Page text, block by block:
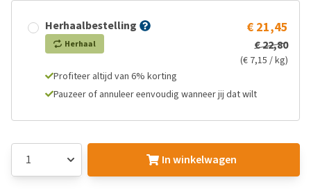
Herhaalbestelling
Herhaal
€ 21,45
€ 22,80
(€ 7,15 / kg)
Profiteer altijd van 6% korting
Pauzeer of annuleer eenvoudig wanneer jij dat wilt
In winkelwagen